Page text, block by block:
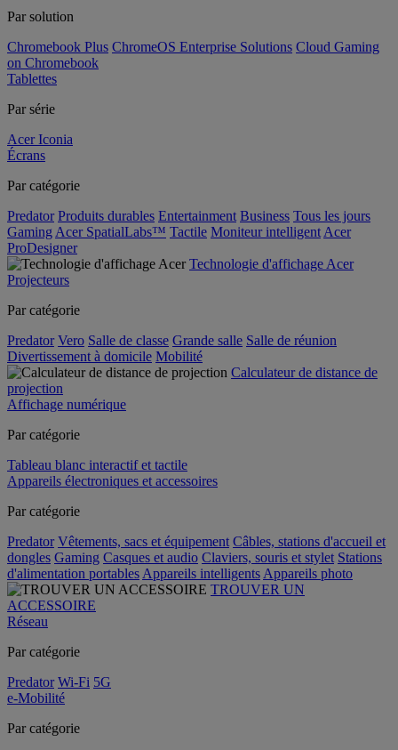
Par solution
Chromebook Plus ChromeOS Enterprise Solutions Cloud Gaming
on Chromebook
Tablettes
Par série
Acer Iconia
Écrans
Par catégorie
Predator Produits durables Entertainment Business Tous les jours
Gaming Acer SpatialLabs™ Tactile Moniteur intelligent Acer
ProDesigner
Technologie d'affichage Acer
Projecteurs
Par catégorie
Predator Vero Salle de classe Grande salle Salle de réunion
Divertissement à domicile Mobilité
Calculateur de distance de
projection
Affichage numérique
Par catégorie
Tableau blanc interactif et tactile
Appareils électroniques et accessoires
Par catégorie
Predator Vêtements, sacs et équipement Câbles, stations d'accueil et
dongles Gaming Casques et audio Claviers, souris et stylet Stations
d'alimentation portables Appareils intelligents Appareils photo
TROUVER UN
ACCESSOIRE
Réseau
Par catégorie
Predator Wi-Fi 5G
e-Mobilité
Par catégorie